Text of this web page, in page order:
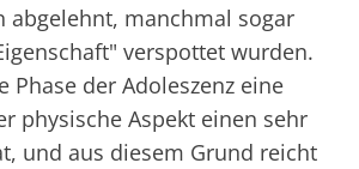
abgelehnt, manchmal sogar
verspottet wurden.
Phase der Adoleszenz eine
physische Aspekt einen sehr
und aus diesem Grund reicht